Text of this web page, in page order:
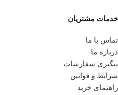
خدمات مشتریان
تماس با ما
درباره ما
پیگیری سفارشات
شرایط و قوانین
راهنمای خرید